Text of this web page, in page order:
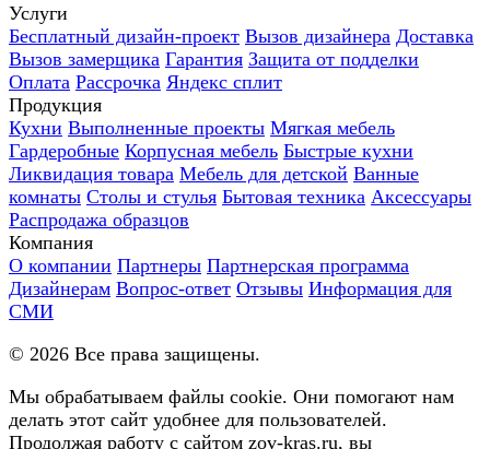
Услуги
Бесплатный дизайн-проект Вызов дизайнера Доставка
Вызов замерщика Гарантия Защита от подделки
Оплата Рассрочка Яндекс сплит
Продукция
Кухни Выполненные проекты Мягкая мебель
Гардеробные Корпусная мебель Быстрые кухни
Ликвидация товара Мебель для детской Ванные
комнаты Столы и стулья Бытовая техника Аксессуары
Распродажа образцов
Компания
О компании Партнеры Партнерская программа
Дизайнерам Вопрос-ответ Отзывы Информация для
СМИ
© 2026 Все права защищены.
Мы обрабатываем файлы cookie. Они помогают нам
делать этот сайт удобнее для пользователей.
Продолжая работу с сайтом zov-kras.ru, вы